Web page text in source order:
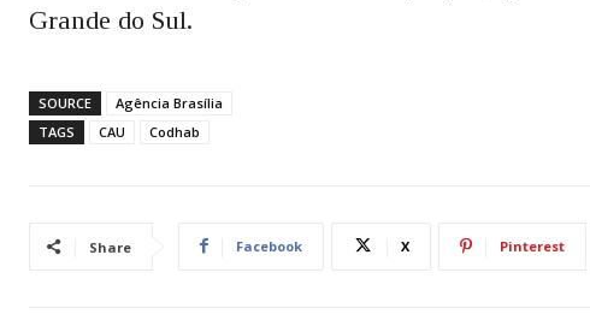
Grande do Sul.
SOURCE
Agência Brasília
TAGS
CAU Codhab
Share Facebook X Pinterest